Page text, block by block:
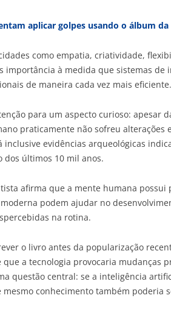
aplicar golpes usando o álbum da
como empatia, criatividade,
importância à medida que sistemas de
de maneira cada vez mais eficiente.
para um aspecto curioso: apesar
praticamente não sofreu alterações
inclusive evidências arqueológicas
dos últimos 10 mil anos.
afirma que a mente humana possui
podem ajudar no
na rotina.
o livro antes da popularização
a tecnologia provocaria mudanças
questão central: se a inteligência
mesmo conhecimento também poderia